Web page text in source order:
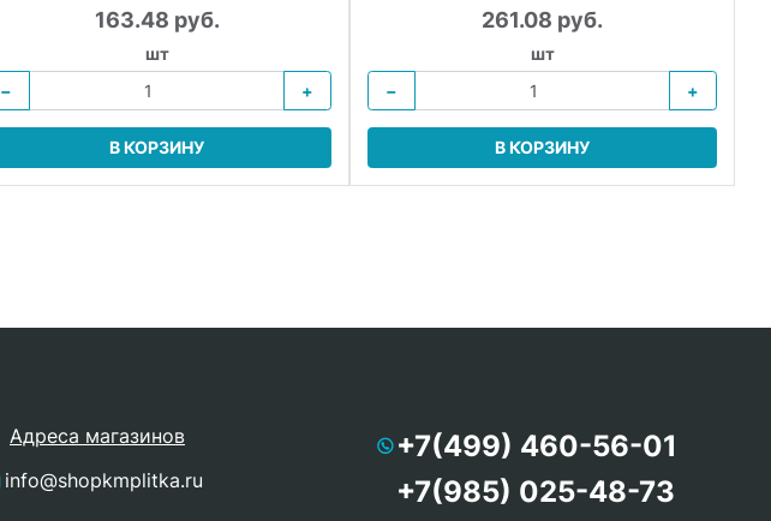
163.48 руб.
шт
−
+
В КОРЗИНУ
261.08 руб.
шт
−
+
В КОРЗИНУ
Адреса магазинов
info@shopkmplitka.ru
+7(499) 460-56-01
+7(985) 025-48-73